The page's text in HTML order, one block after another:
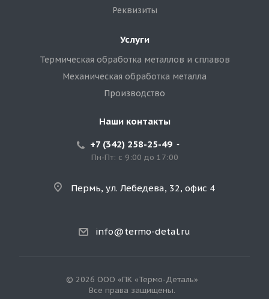
Реквизиты
Услуги
Термическая обработка металлов и сплавов
Механическая обработка металла
Производство
Наши контакты
+7 (342) 258-25-49
Пн-Пт: с 9:00 до 17:00
Пермь, ул. Лебедева, 32, офис 4
info@termo-detal.ru
© 2026 ООО «ПК «Термо-Деталь»
Все права защищены.